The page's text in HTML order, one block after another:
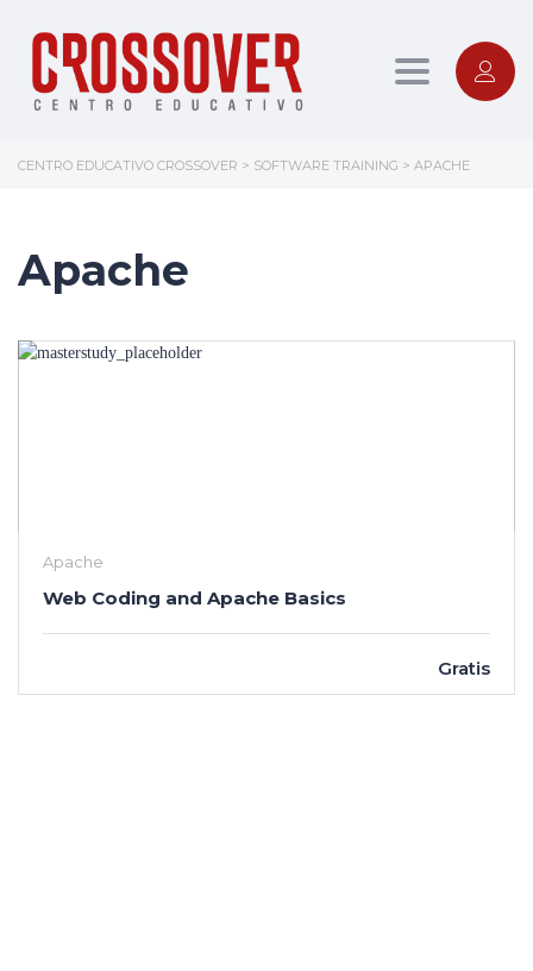
Toggle
CENTRO EDUCATIVO CROSSOVER > SOFTWARE TRAINING > APACHE
Apache
Apache
Web Coding and Apache Basics
Gratis